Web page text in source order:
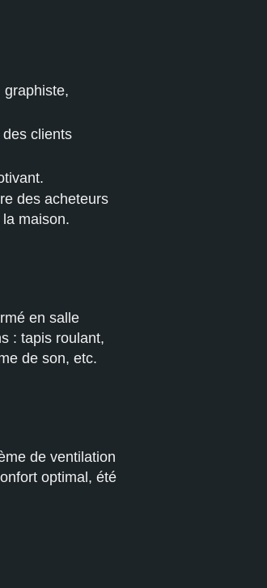
graphiste,
clients
des acheteurs
maison.
en salle
: tapis roulant,
de son, etc.
de ventilation
optimal, été